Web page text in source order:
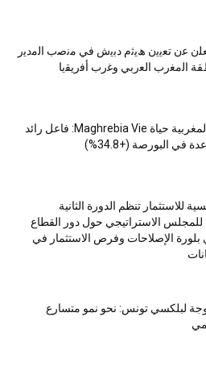
ﻋن ﺗﻌﯾﯾن ھﯾﺛم دﺑﯾش ﻓﻲ ﻣﻧﺻب اﻟﻣدﯾر
اﻟﻣﻐرب اﻟﻌرﺑﻲ وﻏرب أﻓرﯾﻘﯾﺎ
التأمينات المغربية حياة Maghrebia Vie: فاعل رائد
في البورصة (+34.8%)
للاستثمار تنظم الدورة الثانية
للمجلس الاستراتيجي حول دور القطاع
الإصلاحات وفرص الاستثمار في
لبلكسي تونس: نحو نمو متسارع